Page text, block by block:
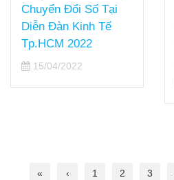
Chuyển Đổi Số Tại
Diễn Đàn Kinh Tế
Tp.HCM 2022
15/04/2022
« ‹ 1 2 3